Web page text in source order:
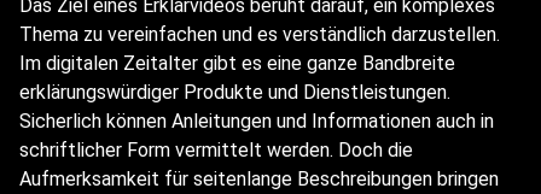
Das Ziel eines Erklärvideos beruht darauf, ein komplexes
Thema zu vereinfachen und es verständlich darzustellen.
Im digitalen Zeitalter gibt es eine ganze Bandbreite
erklärungswürdiger Produkte und Dienstleistungen.
Sicherlich können Anleitungen und Informationen auch in
schriftlicher Form vermittelt werden. Doch die
Aufmerksamkeit für seitenlange Beschreibungen bringen